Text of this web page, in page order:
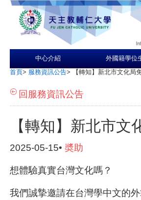
中心介紹 外國籍學位
首頁> 服務資訊公告> 【轉知】新北市文化局
回服務資訊公告
【轉知】新北市
2025-05-15• 奬助
想體驗真實台灣文化嗎？
我們誠摯邀請在台灣學中文的